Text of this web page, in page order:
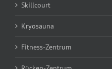
Skillcourt
Kryosauna
Fitness-Zentrum